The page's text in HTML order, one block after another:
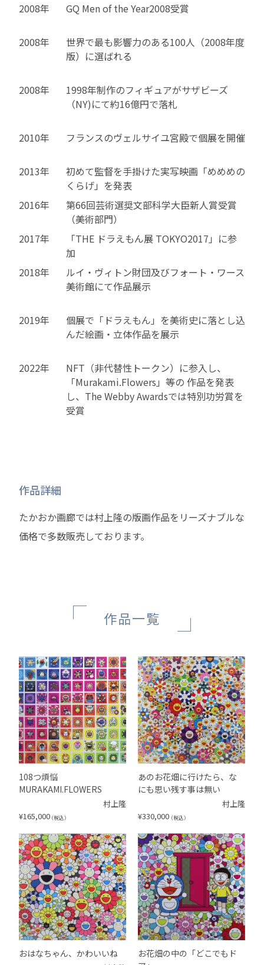
2008年 GQ Men of the Year2008受賞
2008年
世界で最も影響力のある100人（2008年度
版）に選ばれる
2008年
1998年制作のフィギュアがサザビーズ
（NY)にて約16億円で落札
2010年 フランスのヴェルサイユ宮殿で個展を開催
2013年
初めて監督を手掛けた実写映画「めめめの
くらげ」を発表
2016年
第66回芸術選奨文部科学大臣新人賞受賞
（美術部門）
2017年
「THE ドラえもん展 TOKYO2017」に参
加
2018年
ルイ・ヴィトン財団及びフォート・ワース
美術館にて作品展示
2019年
個展で「ドラえもん」を美術史に落とし込
んだ絵画・立体作品を展示
2022年
NFT（非代替性トークン）に参入し、
「Murakami.Flowers」等の 作品を発表
し、The Webby Awardsでは特別功労賞を
受賞
作品詳細
たかおか画廊では村上隆の版画作品をリーズナブルな
価格で多数販売しております。
作品一覧
108つ煩悩
MURAKAMI.FLOWERS
村上隆
¥165,000 （税込）
あのお花畑に行けたら、な
にも思い残す事は無い
村上隆
¥330,000 （税込）
おはなちゃん、かわいいね
お花畑の中の「どこでもド